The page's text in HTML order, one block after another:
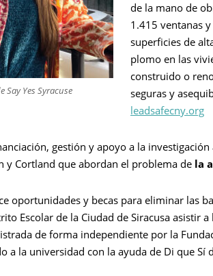
Say Yes Syracuse
de la mano de
1.415 ventanas
superficies de
plomo en las
construido o
seguras y
leadsafecny.org
gestión y apoyo a la
y Cortland que abordan el problema de la
oportunidades y becas para eliminar las
Escolar de la Ciudad de Siracusa asistir a
de forma independiente por la
a la universidad con la ayuda de Di que Sí